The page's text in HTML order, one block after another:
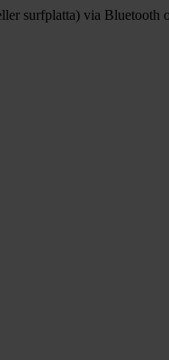
surfplatta) via Bluetooth